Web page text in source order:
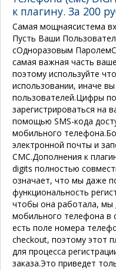
к плагину. За 200
Самая мощнаясистема
Пусть Ваши
сОдноразовым Паролем​
самая важная часть
поэтому используйте
использовании, иначе
пользователей.Цифры
зарегистрироваться на
помощью SMS-кода
мобильного
электронной почты и
СМС.Дополнения к
digits полностью
означает, что мы даже
функциональность
чтобы она работала,
мобильного телефона в
есть поле номера
checkout, поэтому этот
для процесса
заказа.Это приведет